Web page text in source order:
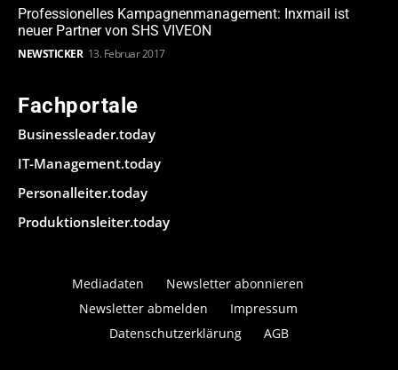
Professionelles Kampagnenmanagement: Inxmail ist
neuer Partner von SHS VIVEON
NEWSTICKER 13. Februar 2017
Fachportale
Businessleader.today
IT-Management.today
Personalleiter.today
Produktionsleiter.today
Mediadaten
Newsletter abonnieren
Newsletter abmelden
Impressum
Datenschutzerklärung
AGB